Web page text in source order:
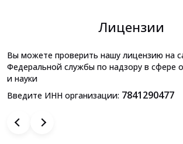
Лицензии
Вы можете проверить нашу лицензию на
Федеральной службы по надзору в сфере
и науки
Введите ИНН организации: 7841290477